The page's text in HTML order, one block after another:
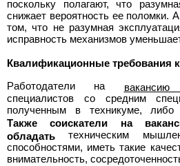
поскольку полагают, что
снижает вероятность ее поломки. А
том, что не разумная
исправность механизмов
Квалификационные требования к
Работодатели на вакансию
специалистов со средним
полученным в техникуме, либо
Также соискатели на
обладать техническим
способностями, иметь такие
внимательность,